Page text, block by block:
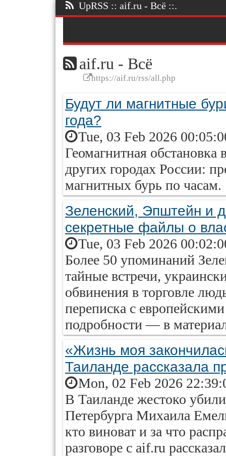
UpRSS :: aif.ru - Всё ::.
aif.ru - Всё
https://aif.ru/rss/all.php
Будут ли магнитные
года?
Tue, 03 Feb 2026
Геомагнитная
других городах России:
магнитных бурь по часам.
Зеленский, Эпштейн и
секретные файлы о
Tue, 03 Feb 2026
Более 50 упоминаний
тайные встречи,
обвинения в торговле
переписка с
подробности — в
«Жизнь моя
Таиланде рассказала
Mon, 02 Feb 2026
В Таиланде жестоко
Петербурга Михаила
кто виноват и за что
разговоре с aif.ru